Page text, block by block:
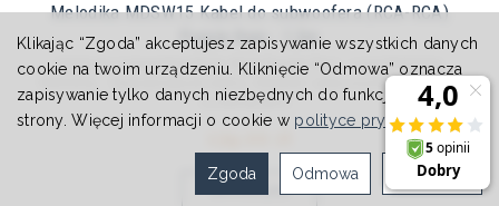
Melodika MDSW15 Kabel do subwoofera (RCA-RCA)
Purple Rain - 1,5m
Kabel do subwoofera (RCA-RCA) Purple Rain - 1,5m Melodika
MDSW15 Najważniejsze cechy: Solidnie i precyzyjnie wykonane
wysokiej jako...
Do koszyka
Klikając “Zgoda” akceptujesz zapisywanie wszystkich danych
cookie na twoim urządzeniu. Kliknięcie “Odmowa” oznacza
zapisywanie tylko danych niezbędnych do funkcjonowania
strony. Więcej informacji o cookie w polityce prywatności.
Ustawienia
Odmowa
Zgoda